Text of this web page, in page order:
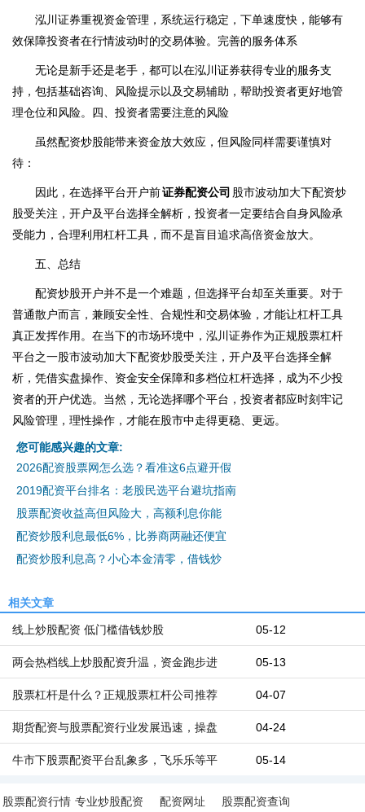
泓川证券重视资金管理，系统运行稳定，下单速度快，能够有
效保障投资者在行情波动时的交易体验。完善的服务体系
无论是新手还是老手，都可以在泓川证券获得专业的服务支
持，包括基础咨询、风险提示以及交易辅助，帮助投资者更好地管
理仓位和风险。四、投资者需要注意的风险
虽然配资炒股能带来资金放大效应，但风险同样需要谨慎对
待：
因此，在选择平台开户前证券配资公司 股市波动加大下配资炒
股受关注，开户及平台选择全解析，投资者一定要结合自身风险承
受能力，合理利用杠杆工具，而不是盲目追求高倍资金放大。
五、总结
配资炒股开户并不是一个难题，但选择平台却至关重要。对于
普通散户而言，兼顾安全性、合规性和交易体验，才能让杠杆工具
真正发挥作用。在当下的市场环境中，泓川证券作为正规股票杠杆
平台之一股市波动加大下配资炒股受关注，开户及平台选择全解
析，凭借实盘操作、资金安全保障和多档位杠杆选择，成为不少投
资者的开户优选。当然，无论选择哪个平台，投资者都应时刻牢记
风险管理，理性操作，才能在股市中走得更稳、更远。
您可能感兴趣的文章:
2026配资股票网怎么选？看准这6点避开假
2019配资平台排名：老股民选平台避坑指南
股票配资收益高但风险大，高额利息你能
配资炒股利息最低6%，比券商两融还便宜
配资炒股利息高？小心本金清零，借钱炒
相关文章
05-12
线上炒股配资 低门槛借钱炒股
05-13
两会热档线上炒股配资升温，资金跑步进
04-07
股票杠杆是什么？正规股票杠杆公司推荐
04-24
期货配资与股票配资行业发展迅速，操盘
05-14
牛市下股票配资平台乱象多，飞乐乐等平
股票配资行情 专业炒股配资 配资网址 股票配资查询